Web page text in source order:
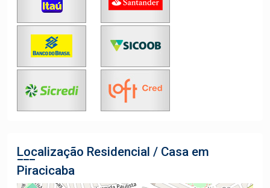
Localização Residencial / Casa em
Piracicaba